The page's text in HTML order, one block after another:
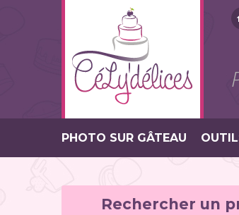
PHOTO SUR GÂTEAU
Rechercher un